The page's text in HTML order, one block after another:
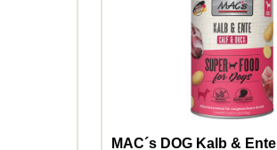
MAC´s DOG Kalb & Ente